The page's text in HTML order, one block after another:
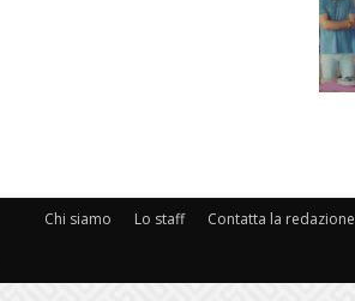
Chi siamo Lo staff Contatta la redazione